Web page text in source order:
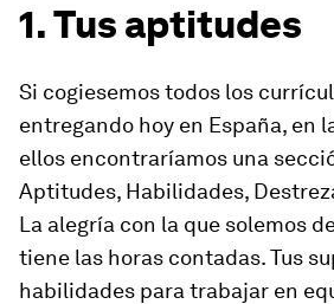
1. Tus aptitudes
Si cogiesemos todos los
entregando hoy en España, en
ellos encontraríamos una
Aptitudes, Habilidades,
La alegría con la que solemos
tiene las horas contadas. Tus
habilidades para trabajar en